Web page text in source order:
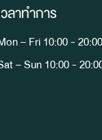
วลาทำการ
– Fri 10:00 - 20:00
– Sun 10:00 -